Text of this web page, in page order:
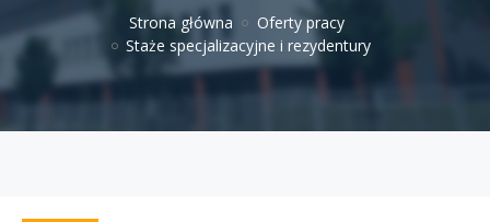
Strona główna
Oferty pracy
Staże specjalizacyjne i rezydentury